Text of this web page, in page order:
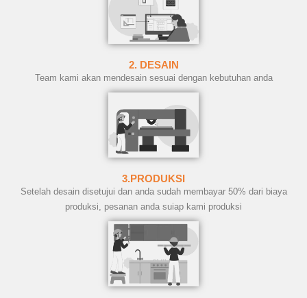
2. DESAIN
Team kami akan mendesain sesuai dengan kebutuhan anda
3.PRODUKSI
Setelah desain disetujui dan anda sudah membayar 50% dari biaya
produksi, pesanan anda suiap kami produksi